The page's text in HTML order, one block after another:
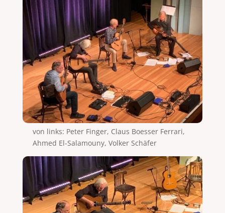
von links: Peter Finger, Claus Boesser Ferrari,
Ahmed El-Salamouny, Volker Schäfer